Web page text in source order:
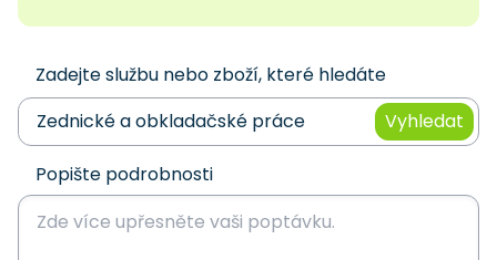
Zadejte službu nebo zboží, které hledáte
Vyhledat
Popište podrobnosti